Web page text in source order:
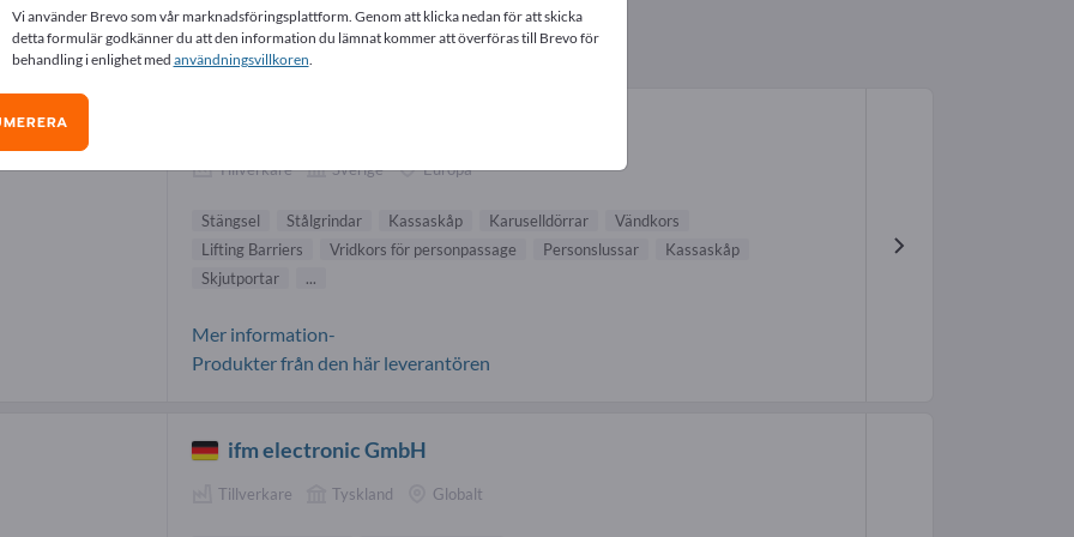
& Identifiering-leverantörer (24)
Tillverkare Sverige Europa
Stängsel Stålgrindar Kassaskåp Karuselldörrar
Vändkors
Lifting Barriers
Vridkors för personpassage Personslussar
Kassaskåp
Skjutportar
...
Mer information-
Produkter från den här leverantören
ifm electronic GmbH
Tillverkare Tyskland Globalt
Vi använder Brevo som vår marknadsföringsplattform. Genom att klicka nedan för att skicka
detta formulär godkänner du att den information du lämnat kommer att överföras till Brevo för
behandling i enlighet med användningsvillkoren.